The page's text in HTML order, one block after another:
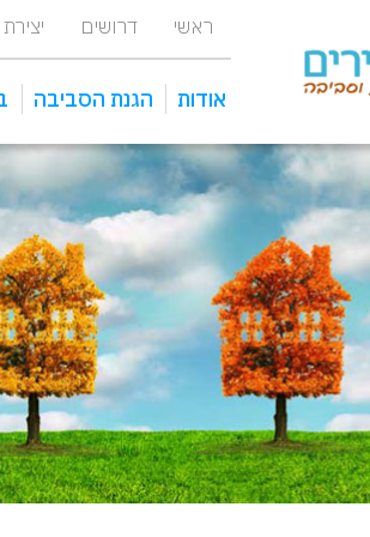
ראשי דרושים
אודות הגנת הסביבה